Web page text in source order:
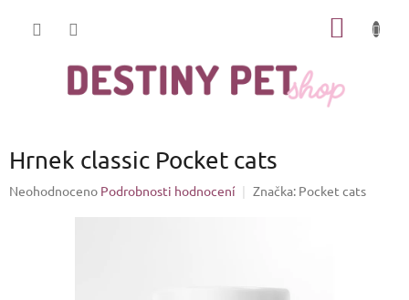
Hrnek classic Pocket cats
Průměrné
Neohodnoceno Podrobnosti hodnocení Značka: Pocket cats